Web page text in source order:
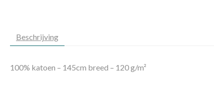
Beschrijving
100% katoen – 145cm breed – 120 g/m²